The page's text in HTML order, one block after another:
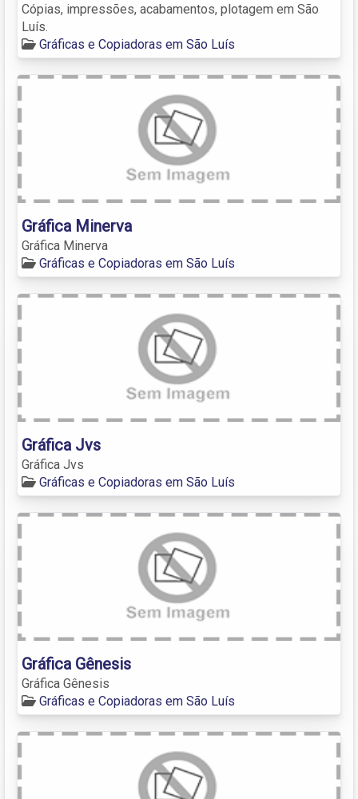
Cópias, impressões, acabamentos, plotagem em São
Luís.
Gráficas e Copiadoras em São Luís
Gráfica Minerva
Gráfica Minerva
Gráficas e Copiadoras em São Luís
Gráfica Jvs
Gráfica Jvs
Gráficas e Copiadoras em São Luís
Gráfica Gênesis
Gráfica Gênesis
Gráficas e Copiadoras em São Luís